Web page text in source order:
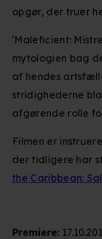
Premiere:
opgør, der truer
'Maleficient:
mytologien bag
af hendes
stridighederne
afgørende rolle
Filmen er
der tidligere har
the Caribbean: